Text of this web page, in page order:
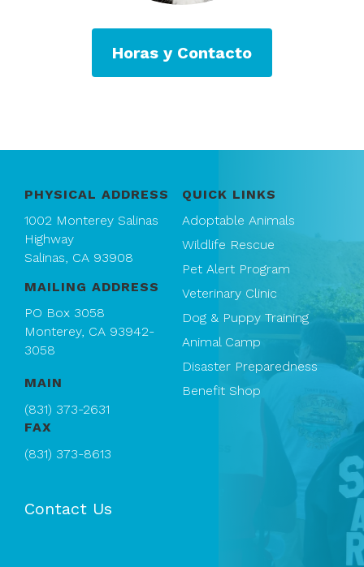
Horas y Contacto
PHYSICAL ADDRESS
1002 Monterey Salinas
Highway
Salinas, CA 93908
MAILING ADDRESS
PO Box 3058
Monterey, CA 93942-
3058
MAIN
(831) 373-2631
FAX
(831) 373-8613
Contact Us
QUICK LINKS
Adoptable Animals
Wildlife Rescue
Pet Alert Program
Veterinary Clinic
Dog & Puppy Training
Animal Camp
Disaster Preparedness
Benefit Shop